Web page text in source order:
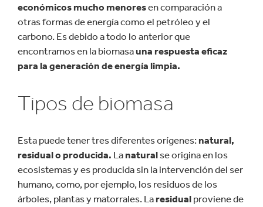
económicos mucho menoresen comparación a
otras formas de energía como el petróleo y el
carbono. Es debido a todo lo anterior que
encontramos en la biomasauna respuesta eficaz
para la generación de energía limpia.
Tipos de biomasa
Esta puede tener tres diferentes orígenes: natural,
residual o producida. La natural se origina en los
ecosistemas y es producida sin la intervención del ser
humano, como, por ejemplo, los residuos de los
árboles, plantas y matorrales. La residual proviene de